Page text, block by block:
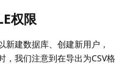
权限
建数据库、创建新用户，
，我们注意到在导出为CSV格